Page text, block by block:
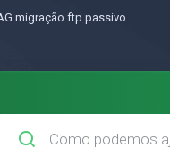
migração ftp passivo